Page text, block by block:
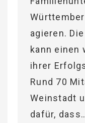
agieren.
kann einen
ihrer
Rund 70
Weinstadt
dafür,